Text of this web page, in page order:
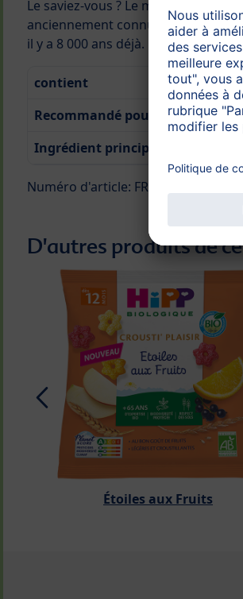
Le saviez-vous ? Le millet est la
anciennement connue, à partir de
il y a 8 000 ans déjà.
contient
Recommandé pour
Ingrédient principal
Numéro d'article: FR30950
D'autres produits de
Étoiles aux Fruits